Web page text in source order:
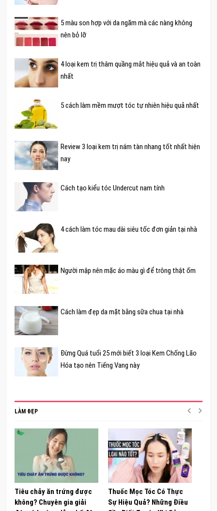
5 màu son hợp với da ngăm mà các nàng không
nên bỏ lỡ
4 loại kem trị thâm quầng mắt hiệu quả và an toàn
nhất
5 cách làm mềm mượt tóc tự nhiên hiệu quả nhất
Review 3 loại kem trị nám tàn nhang tốt nhất hiện
nay
Cách tạo kiểu tóc Undercut nam tính
4 cách làm tóc mau dài siêu tốc đơn giản tại nhà
Người mập nên mặc áo màu gì để trông thật ốm
Cách làm đẹp da mặt bằng sữa chua tại nhà
Đừng Quá tuổi 25 mới biết 3 loại Kem Chống Lão
Hóa tạo nên Tiếng Vang này
LÀM ĐẸP
Tiêu chảy ăn trứng được
không? Chuyên gia giải
Thuốc Mọc Tóc Có Thực
Sự Hiệu Quả? Những Điều